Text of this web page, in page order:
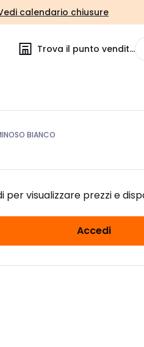
calendario chiusure
Trova il punto vendita
BIANCO
per visualizzare prezzi e
Accedi